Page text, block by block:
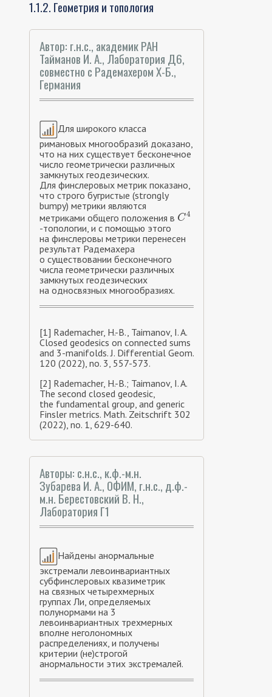
1.1.2. Геометрия и топология
Автор: г.н.с., академик РАН
Тайманов И. А., Лаборатория Д6,
совместно с Радемахером Х-Б.,
Германия
Для широкого класса
римановых многообразий доказано,
что на них существует бесконечное
число геометрически различных
замкнутых геодезических.
Для финслеровых метрик показано,
что строго бугристые (strongly
bumpy) метрики являются
метриками общего положения в C4
C4
-топологии, и с помощью этого
на финслеровы метрики перенесен
результат Радемахера
о существовании бесконечного
числа геометрически различных
замкнутых геодезических
на односвязных многообразиях.
[1] Rademacher, H.-B., Taimanov, I. A.
Closed geodesics on connected sums
and 3-manifolds. J. Differential Geom.
120 (2022), no. 3, 557-573.
[2] Rademacher, H.-B.; Taimanov, I. A.
The second closed geodesic,
the fundamental group, and generic
Finsler metrics. Math. Zeitschrift 302
(2022), no. 1, 629-640.
Авторы: с.н.с., к.ф.-м.н.
Зубарева И. А., ОФИМ, г.н.с., д.ф.-
м.н. Берестовский В. Н.,
Лаборатория Г1
Найдены анормальные
экстремали левоинвариантных
субфинслеровых квазиметрик
на связных четырехмерных
группах Ли, определяемых
полунормами на 3
левоинвариантных трехмерных
вполне неголономных
распределениях, и получены
критерии (не)строгой
анормальности этих экстремалей.